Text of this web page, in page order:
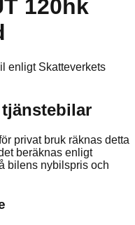
120hk
enligt Skatteverkets
privat bruk räknas detta
beräknas enligt
bilens nybilspris och